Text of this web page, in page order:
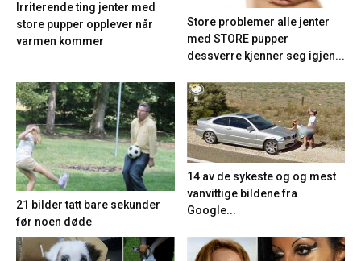
Irriterende ting jenter med
store pupper opplever når
varmen kommer
Store problemer alle jenter
med STORE pupper
dessverre kjenner seg igjen...
21 bilder tatt bare sekunder
før noen døde
14 av de sykeste og og mest
vanvittige bildene fra
Google...